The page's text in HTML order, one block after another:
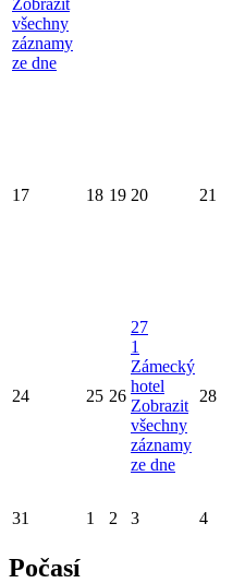
všechny
záznamy
ze dne
17 18 19 20 21
24 25 26
27
1
Zámecký
hotel
Zobrazit
všechny
záznamy
ze dne
28
31
1 2 3 4
Počasí